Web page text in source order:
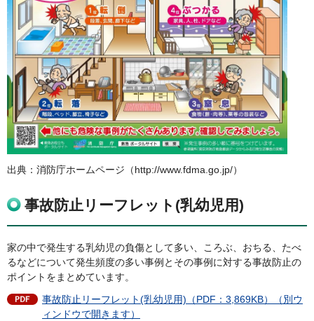
出典：消防庁ホームページ（http://www.fdma.go.jp/）
事故防止リーフレット(乳幼児用)
家の中で発生する乳幼児の負傷として多い、ころぶ、おちる、たべ
るなどについて発生頻度の多い事例とその事例に対する事故防止の
ポイントをまとめています。
事故防止リーフレット(乳幼児用)（PDF：3,869KB）（別ウ
ィンドウで開きます）